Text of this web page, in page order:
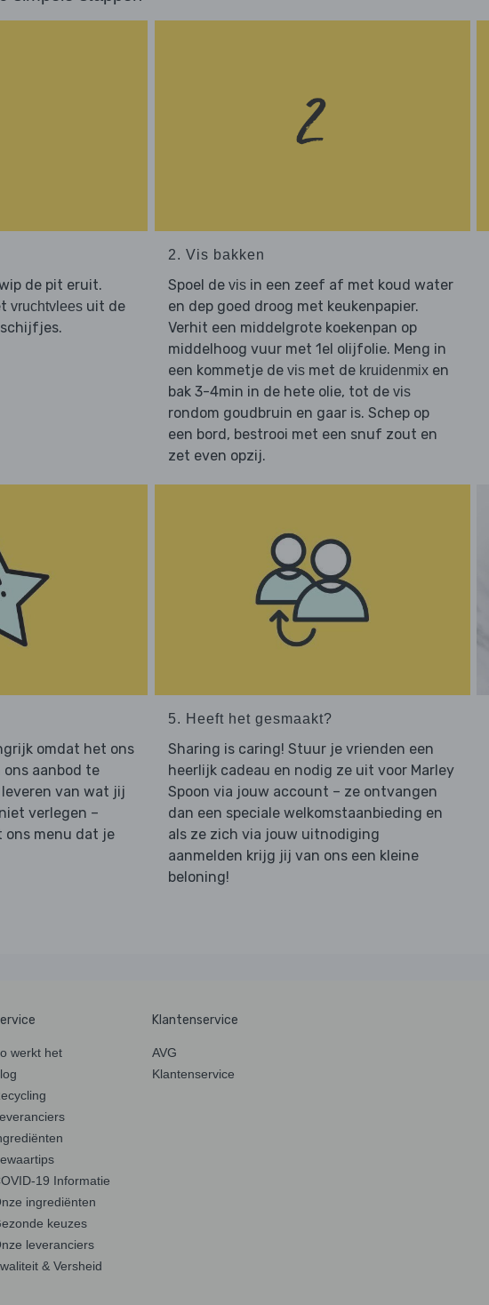
de pit eruit.
vruchtvlees uit de
2. Vis bakken
Spoel de visin een zeef af met koud water
en dep goed droog met keukenpapier.
Verhit een middelgrote koekenpan op
middelhoog vuur met 1el olijfolie. Meng in
een kommetje de vismet de kruidenmixen
bak 3-4min in de hete olie, tot de vis
rondom goudbruin en gaar is. Schep op
een bord, bestrooi met een snuf zout en
zet even opzij.
omdat het ons
aanbod te
van wat jij
verlegen –
ons menu dat je
5. Heeft het gesmaakt?
Sharing is caring! Stuur je vrienden een
heerlijk cadeau en nodig ze uit voor Marley
Spoon via jouw account – ze ontvangen
dan een speciale welkomstaanbieding en
als ze zich via jouw uitnodiging
aanmelden krijg jij van ons een kleine
beloning!
werkt het
19 Informatie
ingrediënten
keuzes
leveranciers
& Versheid
Klantenservice
AVG
Klantenservice